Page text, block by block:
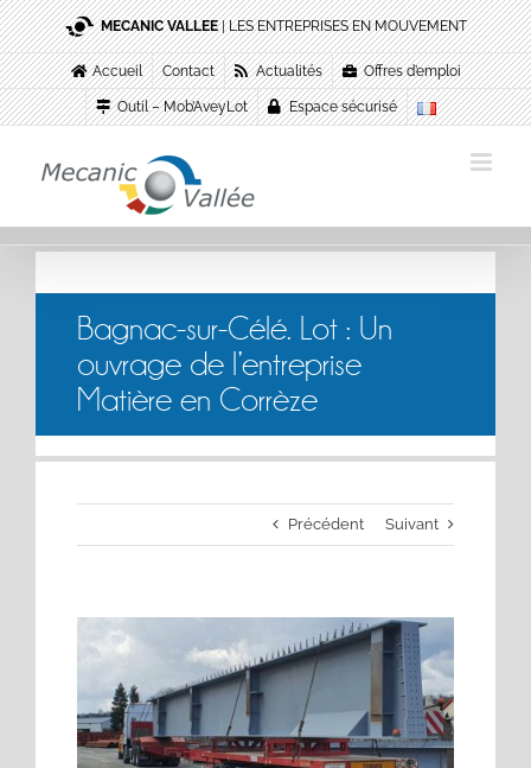
Passer
au
contenu
MECANIC VALLEE| LES ENTREPRISES EN MOUVEMENT
Accueil Contact Actualités Offres d’emploi
Outil – Mob’AveyLot Espace sécurisé
Bagnac-sur-Célé. Lot : Un
ouvrage de l’entreprise
Matière en Corrèze
Précédent Suivant
l'image